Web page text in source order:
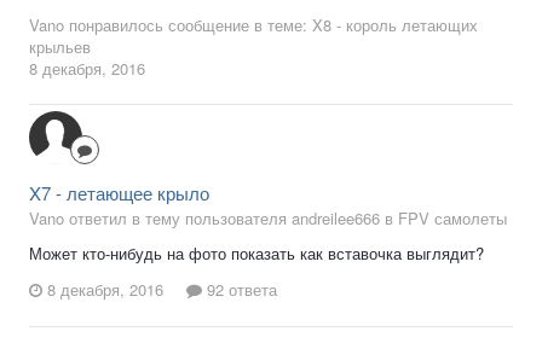
Vano понравилось сообщение в теме: X8 - король летающих
крыльев
8 декабря, 2016
X7 - летающее крыло
Vano ответил в тему пользователя andreilee666 в FPV самолеты
Может кто-нибудь на фото показать как вставочка выглядит?
8 декабря, 2016
92 ответа